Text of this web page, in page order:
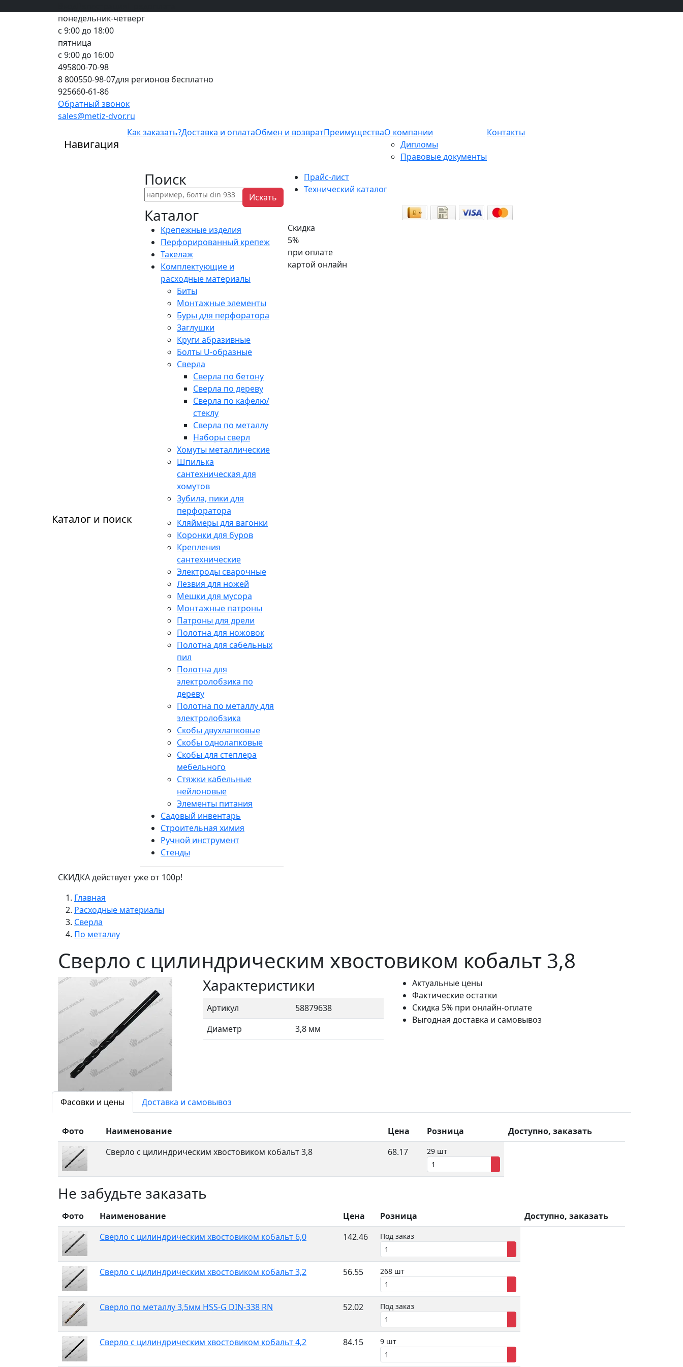
понедельник-четверг
с 9:00 до 18:00
пятница
с 9:00 до 16:00
495800-70-98
8 800550-98-07для регионов бесплатно
925660-61-86
Обратный звонок
sales@metiz-dvor.ru
Навигация
Как заказать?Доставка и оплатаОбмен и возвратПреимуществаО компании
Дипломы
Правовые документы
Контакты
Каталог и поиск
Поиск
Искать
Каталог
Крепежные изделия
Перфорированный крепеж
Такелаж
Комплектующие и
расходные материалы
Биты
Монтажные элементы
Буры для перфоратора
Заглушки
Круги абразивные
Болты U-образные
Сверла
Сверла по бетону
Сверла по дереву
Сверла по кафелю/
стеклу
Сверла по металлу
Наборы сверл
Хомуты металлические
Шпилька
сантехническая для
хомутов
Зубила, пики для
перфоратора
Кляймеры для вагонки
Коронки для буров
Крепления
сантехнические
Электроды сварочные
Лезвия для ножей
Мешки для мусора
Монтажные патроны
Патроны для дрели
Полотна для ножовок
Полотна для сабельных
пил
Полотна для
электролобзика по
дереву
Полотна по металлу для
электролобзика
Скобы двухлапковые
Скобы однолапковые
Скобы для степлера
мебельного
Стяжки кабельные
нейлоновые
Элементы питания
Садовый инвентарь
Строительная химия
Ручной инструмент
Стенды
Прайс-лист
Технический каталог
Скидка
5%
при оплате
картой онлайн
СКИДКА действует уже от 100р!
Главная
Расходные материалы
Сверла
По металлу
Сверло с цилиндрическим хвостовиком кобальт 3,8
Характеристики
Артикул
58879638
Диаметр
3,8 мм
Актуальные цены
Фактические остатки
Скидка 5% при онлайн-оплате
Выгодная доставка и самовывоз
Фасовки и цены Доставка и самовывоз
Фото Наименование Цена Розница
Доступно, заказать
Сверло с цилиндрическим хвостовиком кобальт 3,8
68.17 29 шт
Не забудьте заказать
Фото Наименование Цена Розница
Доступно, заказать
Сверло с цилиндрическим хвостовиком кобальт 6,0
142.46 Под заказ
Сверло с цилиндрическим хвостовиком кобальт 3,2 56.55 268 шт
Сверло по металлу 3,5мм HSS-G DIN-338 RN 52.02 Под заказ
Сверло с цилиндрическим хвостовиком кобальт 4,2 84.15 9 шт